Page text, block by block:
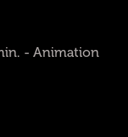
- Animation